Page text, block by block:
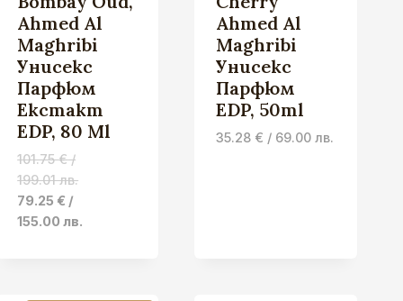
Ahmed Al
Maghribi
Унисекс
Парфюм
Екстакт
EDP, 80 Ml
101.75€/
199.01 лв.
Original
price
79.25 € /
155.00 лв.
Ahmed Al
Maghribi
Унисекс
Парфюм
EDP, 50ml
35.28 € / 69.00 лв.